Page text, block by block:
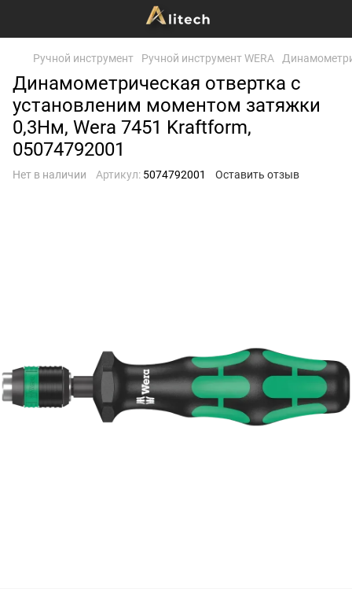
Ручной инструмент Ручной инструмент WERA
Динамометрическая отвертка с
установленим моментом затяжки
0,3Нм, Wera 7451 Kraftform,
05074792001
Нет в наличии Артикул: 5074792001 Оставить отзыв